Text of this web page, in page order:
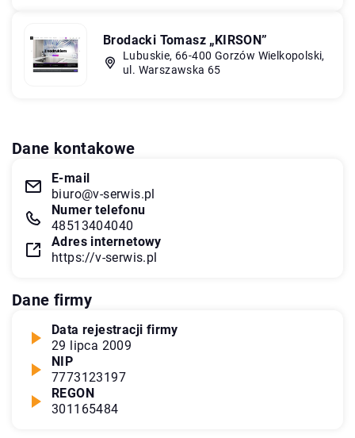
Brodacki Tomasz „KIRSON”
Lubuskie, 66-400 Gorzów Wielkopolski,
ul. Warszawska 65
Dane kontakowe
E-mail
biuro@v-serwis.pl
Numer telefonu
48513404040
Adres internetowy
https://v-serwis.pl
Dane firmy
Data rejestracji firmy
29 lipca 2009
NIP
7773123197
REGON
301165484